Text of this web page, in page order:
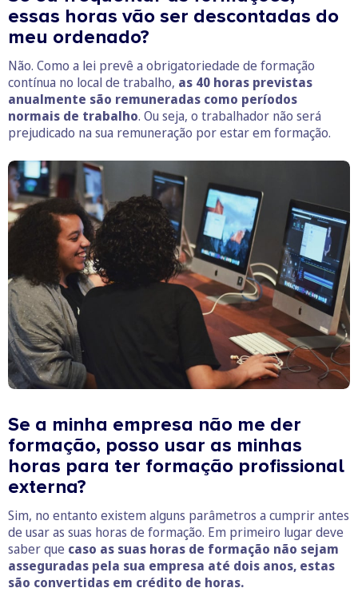
essas horas vão ser descontadas do
meu ordenado?
Não. Como a lei prevê a obrigatoriedade de formação
contínua no local de trabalho, as 40 horas previstas
anualmente são remuneradas como períodos
normais de trabalho. Ou seja, o trabalhador não será
prejudicado na sua remuneração por estar em formação.
Se a minha empresa não me der
formação, posso usar as minhas
horas para ter formação profissional
externa?
Sim, no entanto existem alguns parâmetros a cumprir antes
de usar as suas horas de formação. Em primeiro lugar deve
saber que caso as suas horas de formação não sejam
asseguradas pela sua empresa até dois anos, estas
são convertidas em crédito de horas.